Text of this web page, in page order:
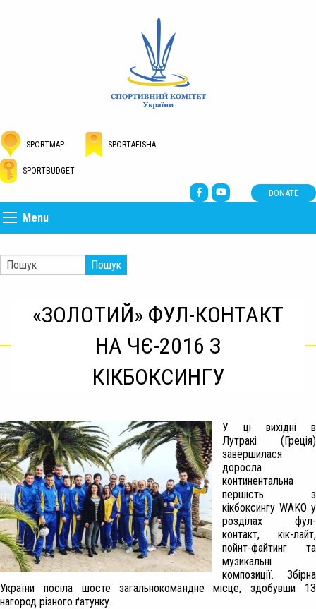
SPORTMAP SPORTAFISHA
SPORTBUDGET
DONATE
Menu
Пошук
«ЗОЛОТИЙ» ФУЛ-КОНТАКТ
НА ЧЄ-2016 З
КІКБОКСИНГУ
У ці вихідні в
Лутракі (Греція)
завершилася
доросла
континентальна
першість з
кікбоксингу WAKO у
розділах фул-
контакт, кік-лайт,
пойнт-файтинг та
музикальні
композиції. Збірна
України посіла шосте загальнокомандне місце, здобувши 13
нагород різного ґатунку.